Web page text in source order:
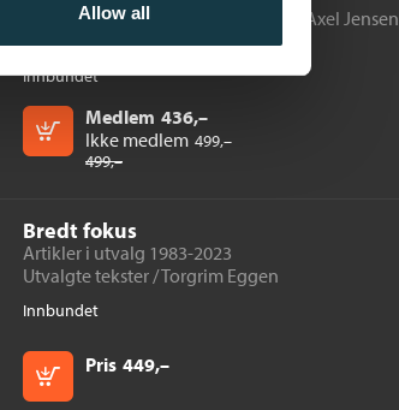
Allow all
Fra smokken til Ovnen. Storyen om Axel Jensen
Torgrim Eggen
Innbundet
Medlem 436,–
Ikke medlem 499,–
499,–
Kjøp
Bredt fokus
Artikler i utvalg 1983-2023
Utvalgte tekster /Torgrim Eggen
Innbundet
Pris 449,–
Kjøp